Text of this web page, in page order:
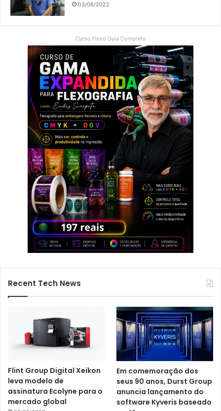
03/06/2022
Curso Flexo Guia Completo
Recent Tech News
Flint Group Digital Xeikon
leva modelo de
assinatura Ecolyne para o
mercado global
Em comemoração dos
seus 90 anos, Durst Group
anuncia lançamento do
software Kyveris baseado